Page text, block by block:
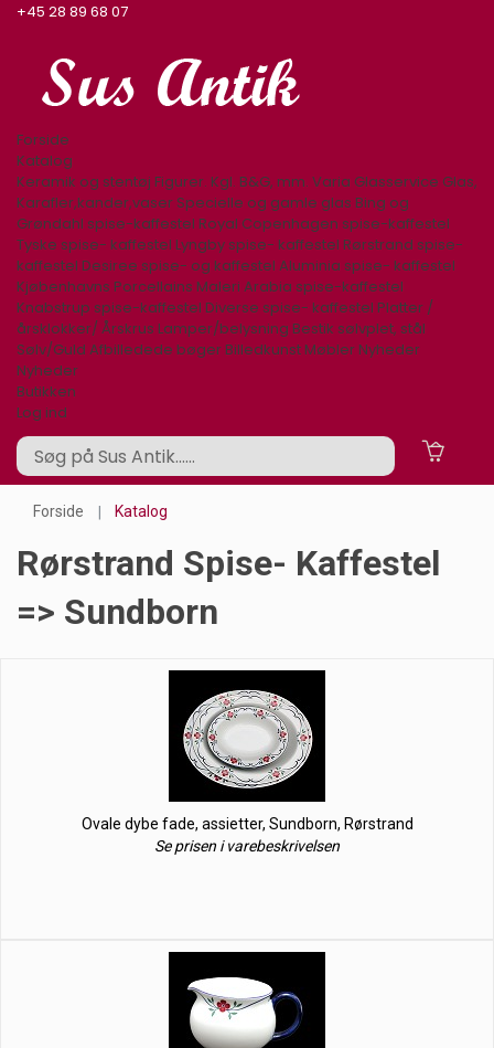
+45 28 89 68 07
Forside
Katalog
Keramik og stentøj Figurer. Kgl. B&G, mm. Varia Glasservice Glas,
Karafler,kander,vaser Specielle og gamle glas Bing og
Grøndahl spise-kaffestel Royal Copenhagen spise-kaffestel
Tyske spise- kaffestel Lyngby spise- kaffestel Rørstrand spise-
kaffestel Desiree spise- og kaffestel Aluminia spise- kaffestel
Kjøbenhavns Porcellains Maleri Arabia spise-kaffestel
Knabstrup spise-kaffestel Diverse spise- kaffestel Platter /
årsklokker/ Årskrus Lamper/belysning Bestik sølvplet, stål
Sølv/Guld Afbilledede bøger Billedkunst Møbler Nyheder
Nyheder
Butikken
Log ind
Forside Katalog
Rørstrand Spise- Kaffestel
=> Sundborn
Ovale dybe fade, assietter, Sundborn, Rørstrand
Se prisen i varebeskrivelsen